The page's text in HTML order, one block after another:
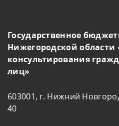
Государственное
Нижегородской области
консультирования
лиц»
603001, г. Нижний
40